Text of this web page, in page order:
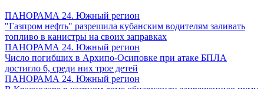
ПАНОРАМА 24. Южный регион
"Газпром нефть" разрешила кубанским водителям заливать
топливо в канистры на своих заправках
ПАНОРАМА 24. Южный регион
Число погибших в Архипо-Осиповке при атаке БПЛА
достигло 6, среди них трое детей
ПАНОРАМА 24. Южный регион